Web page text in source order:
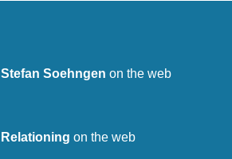
Stefan Soehngen on the web
Relationing on the web